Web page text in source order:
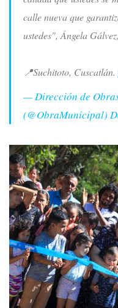
calle nueva que
ustedes", Ángela
📍Suchitoto, Cuscatlán.
— Dirección de
(@ObraMunicipal)